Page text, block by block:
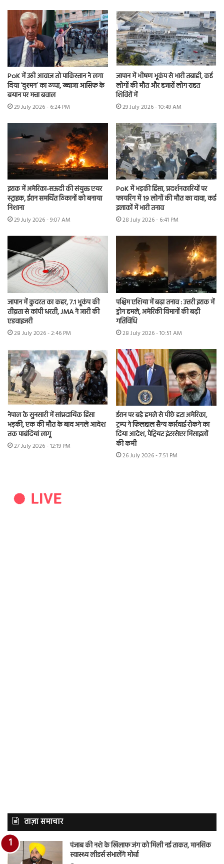
PoK में उठी आवाज तो पाकिस्तान ने लगा
दिया ‘दुश्मन’ का ठप्पा, ख्वाजा आसिफ के
बयान पर मचा बवाल
29 July 2026 - 6:24 PM
जापान में भीषण भूकंप से भारी तबाही, कई
लोगों की मौत और हजारों लोग राहत
शिविरों में
29 July 2026 - 10:49 AM
इराक में अमेरिका-सऊदी की संयुक्त एयर
स्ट्राइक, ईरान समर्थित ठिकानों को बनाया
निशाना
29 July 2026 - 9:07 AM
PoK में भड़की हिंसा, प्रदर्शनकारियों पर
फायरिंग में 19 लोगों की मौत का दावा, कई
इलाकों में भारी तनाव
28 July 2026 - 6:41 PM
जापान में कुदरत का कहर, 7.1 भूकंप की
तीव्रता से कांपी धरती, JMA ने जारी की
एडवाइजरी
28 July 2026 - 2:46 PM
पश्चिम एशिया में बढ़ा तनाव : उत्तरी इराक में
ड्रोन हमले, अमेरिकी विमानों की बढ़ी
गतिविधि
28 July 2026 - 10:51 AM
नेपाल के सुनसारी में सांप्रदायिक हिंसा
भड़की, एक की मौत के बाद अगले आदेश
तक पाबंदियां लागू
27 July 2026 - 12:19 PM
ईरान पर बड़े हमले से पीछे हटा अमेरिका,
ट्रम्प ने फिलहाल सैन्य कार्रवाई रोकने का
दिया आदेश, पैट्रियट इंटरसेप्टर मिसाइलों
की कमी
26 July 2026 - 7:51 PM
ताज़ा समाचार
पंजाब की नशे के खिलाफ जंग को मिली नई ताकत, मानसिक
स्वास्थ्य लीडर्स संभालेंगे मोर्चा